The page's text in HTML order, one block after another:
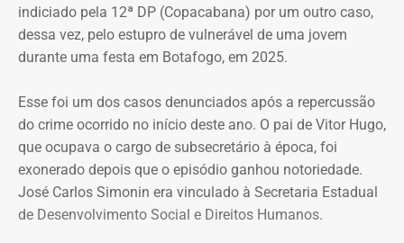
O valor desses danos não foi calculado. O município
pede ainda indenização por dano moral coletivo, também
pretensões, atribuiu à causa o valor provisório de R$ 1
mil.
Município afirma que ação não busca
impedir críticas
indiciado pela 12ª DP (Copacabana) por um outro caso,
dessa vez, pelo estupro de vulnerável de uma jovem
durante uma festa em Botafogo, em 2025.
Esse foi um dos casos denunciados após a repercussão
do crime ocorrido no início deste ano. O pai de Vitor Hugo,
que ocupava o cargo de subsecretário à época, foi
exonerado depois que o episódio ganhou notoriedade.
José Carlos Simonin era vinculado à Secretaria Estadual
de Desenvolvimento Social e Direitos Humanos.